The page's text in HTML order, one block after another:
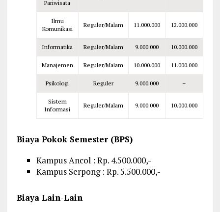
Pariwisata
Ilmu
Komunikasi
Reguler/Malam 11.000.000 12.000.000
Informatika Reguler/Malam 9.000.000 10.000.000
Manajemen Reguler/Malam 10.000.000 11.000.000
Psikologi Reguler 9.000.000 –
Sistem
Informasi
Reguler/Malam 9.000.000 10.000.000
Biaya Pokok Semester (BPS)
Kampus Ancol : Rp. 4.500.000,-
Kampus Serpong : Rp. 5.500.000,-
Biaya Lain-Lain